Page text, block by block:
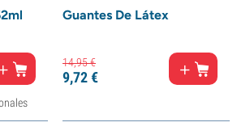
Guantes De Látex
14,95€
9,72€